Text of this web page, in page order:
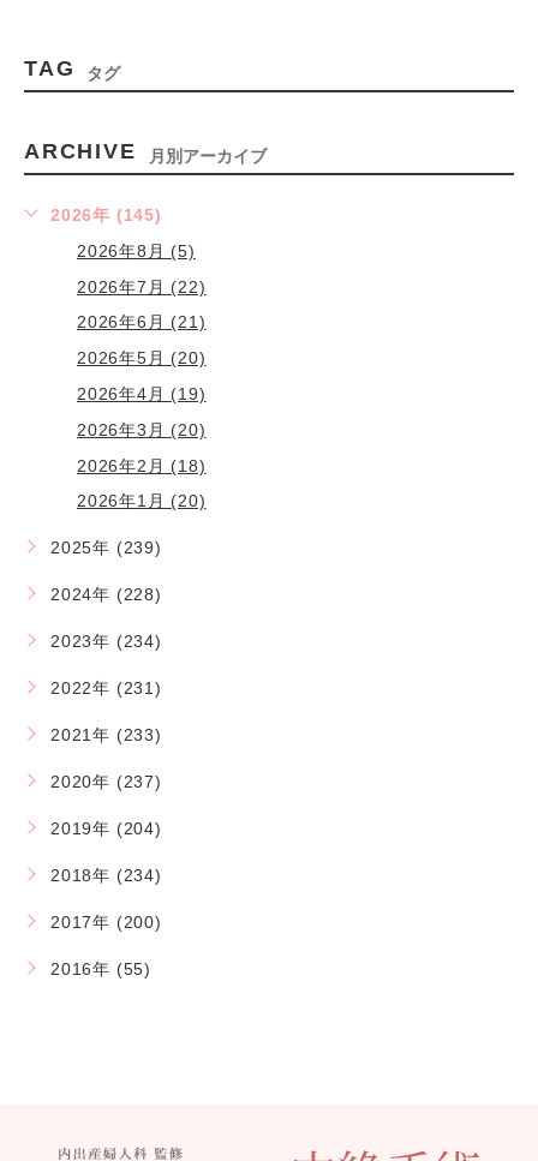
TAG タグ
ARCHIVE 月別アーカイブ
2026年 (145)
2026年8月 (5)
2026年7月 (22)
2026年6月 (21)
2026年5月 (20)
2026年4月 (19)
2026年3月 (20)
2026年2月 (18)
2026年1月 (20)
2025年 (239)
2024年 (228)
2023年 (234)
2022年 (231)
2021年 (233)
2020年 (237)
2019年 (204)
2018年 (234)
2017年 (200)
2016年 (55)